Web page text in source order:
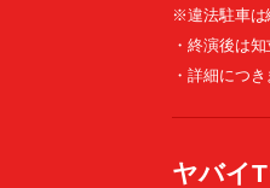
※違法駐車は
・終演後は
・詳細につ
ヤバイ